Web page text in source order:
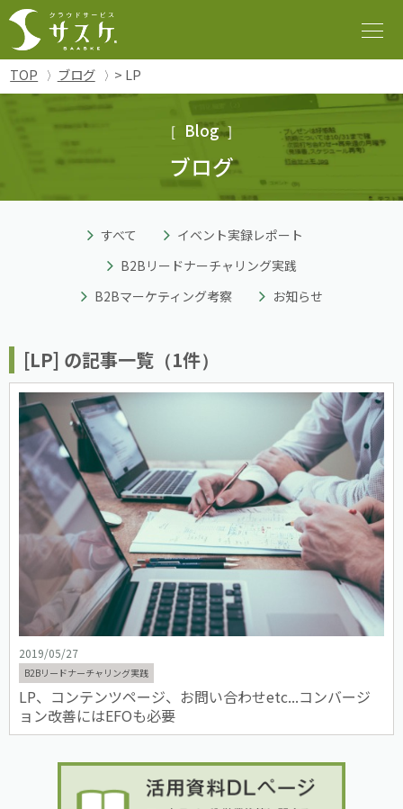
TOP ブログ > LP
Blog
ブログ
すべて
イベント実録レポート
B2Bリードナーチャリング実践
B2Bマーケティング考察
お知らせ
[LP] の記事一覧（1件）
2019/05/27
B2Bリードナーチャリング実践
LP、コンテンツページ、お問い合わせetc...コンバージ
ョン改善にはEFOも必要